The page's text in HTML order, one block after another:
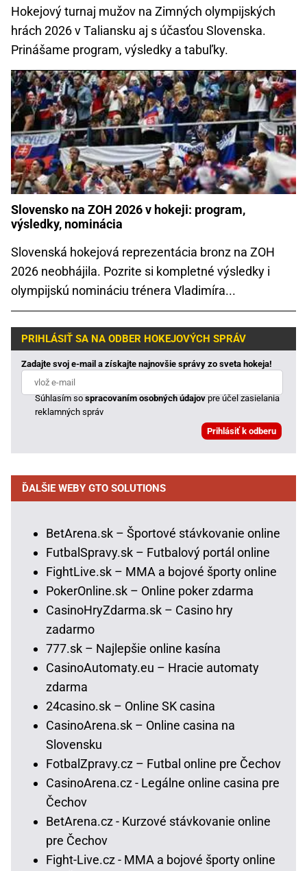
Hokejový turnaj mužov na Zimných olympijských
hrách 2026 v Taliansku aj s účasťou Slovenska.
Prinášame program, výsledky a tabuľky.
Slovensko na ZOH 2026 v hokeji: program,
výsledky, nominácia
Slovenská hokejová reprezentácia bronz na ZOH
2026 neobhájila. Pozrite si kompletné výsledky i
olympijskú nomináciu trénera Vladimíra...
PRIHLÁSIŤ SA NA ODBER HOKEJOVÝCH SPRÁV
Zadajte svoj e-mail a získajte najnovšie správy zo sveta hokeja!
Súhlasím sospracovaním osobných údajovpre účel zasielania
reklamných správ
ĎALŠIE WEBY GTO SOLUTIONS
BetArena.sk – Športové stávkovanie online
FutbalSpravy.sk – Futbalový portál online
FightLive.sk – MMA a bojové športy online
PokerOnline.sk – Online poker zdarma
CasinoHryZdarma.sk – Casino hry
zadarmo
777.sk – Najlepšie online kasína
CasinoAutomaty.eu – Hracie automaty
zdarma
24casino.sk – Online SK casina
CasinoArena.sk – Online casina na
Slovensku
FotbalZpravy.cz – Futbal online pre Čechov
CasinoArena.cz - Legálne online casina pre
Čechov
BetArena.cz - Kurzové stávkovanie online
pre Čechov
Fight-Live.cz - MMA a bojové športy online